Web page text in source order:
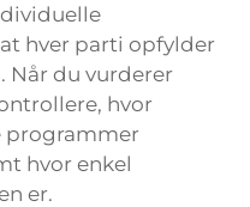
hver parti opfylder
Når du vurderer
hvor
programmer
hvor enkel
er.